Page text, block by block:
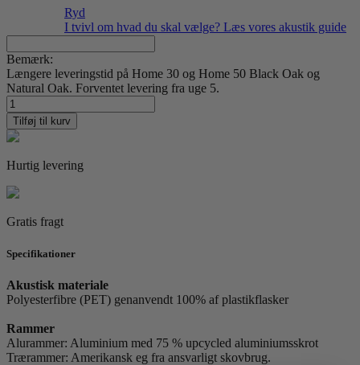
Ryd
I tvivl om hvad du skal vælge? Læs vores akustik guide
Bemærk:
Længere leveringstid på Home 30 og Home 50 Black Oak og
Natural Oak. Forventet levering fra uge 5.
Foto
Factory
09
antal
Tilføj til kurv
Hurtig levering
Gratis fragt
Specifikationer
Akustisk materiale
Polyesterfibre (PET) genanvendt 100% af plastikflasker
Rammer
Alurammer: Aluminium med 75 % upcycled aluminiumsskrot
Trærammer: Amerikansk eg fra ansvarligt skovbrug.